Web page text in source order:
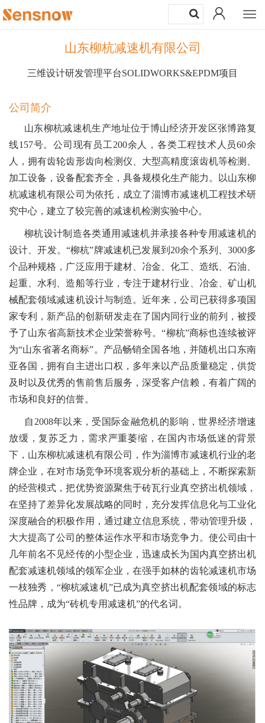
山东柳杭减速机有限公司
三维设计研发管理平台SOLIDWORKS&EPDM项目
公司简介
山东柳杭减速机生产地址位于博山经济开发区张博路复
线157号。公司现有员工200余人，各类工程技术人员60余
人，拥有齿轮齿形齿向检测仪、大型高精度滚齿机等检测、
加工设备，设备配套齐全，具备规模化生产能力。以山东柳
杭减速机有限公司为依托，成立了淄博市减速机工程技术研
究中心，建立了较完善的减速机检测实验中心。
柳杭设计制造各类通用减速机并承接各种专用减速机的
设计、开发。“柳杭”牌减速机已发展到20余个系列、3000多
个品种规格，广泛应用于建材、冶金、化工、造纸、石油、
起重、水利、造船等行业，专注于建材行业、冶金、矿山机
械配套领域减速机设计与制造。近年来，公司已获得多项国
家专利，新产品的创新研发走在了国内同行业的前列，被授
予了山东省高新技术企业荣誉称号。“柳杭”商标也连续被评
为“山东省著名商标”。产品畅销全国各地，并随机出口东南
亚各国，拥有自主进出口权，多年来以产品质量稳定，供货
及时以及优秀的售前售后服务，深受客户信赖，有着广阔的
市场和良好的信誉。
自2008年以来，受国际金融危机的影响，世界经济增速
放缓，复苏乏力，需求严重萎缩，在国内市场低迷的背景
下，山东柳杭减速机有限公司，作为淄博市减速机行业的老
牌企业，在对市场竞争环境客观分析的基础上，不断探索新
的经营模式，把优势资源聚焦于砖瓦行业真空挤出机领域，
在坚持了差异化发展战略的同时，充分发挥信息化与工业化
深度融合的积极作用，通过建立信息系统，带动管理升级，
大大提高了公司的整体运作水平和市场竞争力。使公司由十
几年前名不见经传的小型企业，迅速成长为国内真空挤出机
配套减速机领域的领军企业，在强手如林的齿轮减速机市场
一枝独秀，“柳杭减速机”已成为真空挤出机配套领域的标志
性品牌，成为“砖机专用减速机”的代名词。